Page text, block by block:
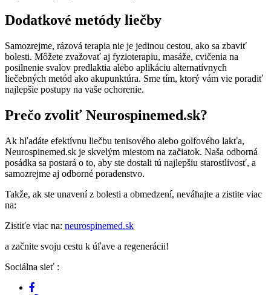
Dodatkové metódy liečby
Samozrejme, rázová terapia nie je jedinou cestou, ako sa zbaviť
bolesti. Môžete zvažovať aj fyzioterapiu, masáže, cvičenia na
posilnenie svalov predlaktia alebo aplikáciu alternatívnych
liečebných metód ako akupunktúra. Sme tím, ktorý vám vie poradiť
najlepšie postupy na vaše ochorenie.
Prečo zvoliť Neurospinemed.sk?
Ak hľadáte efektívnu liečbu tenisového alebo golfového lakťa,
Neurospinemed.sk je skvelým miestom na začiatok. Naša odborná
posádka sa postará o to, aby ste dostali tú najlepšiu starostlivosť, a
samozrejme aj odborné poradenstvo.
Takže, ak ste unavení z bolesti a obmedzení, neváhajte a zistite viac
na:
Zistiťe viac na: neurospinemed.sk
a začnite svoju cestu k úľave a regenerácii!
Sociálna sieť :